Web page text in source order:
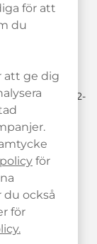
gärna!
må-fre 12-
för att
du
att ge dig
för
du också
för